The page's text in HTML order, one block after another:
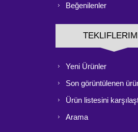
Beğenilenler
Yeni Ürünler
Son görüntülenen
Ürün listesini
Arama